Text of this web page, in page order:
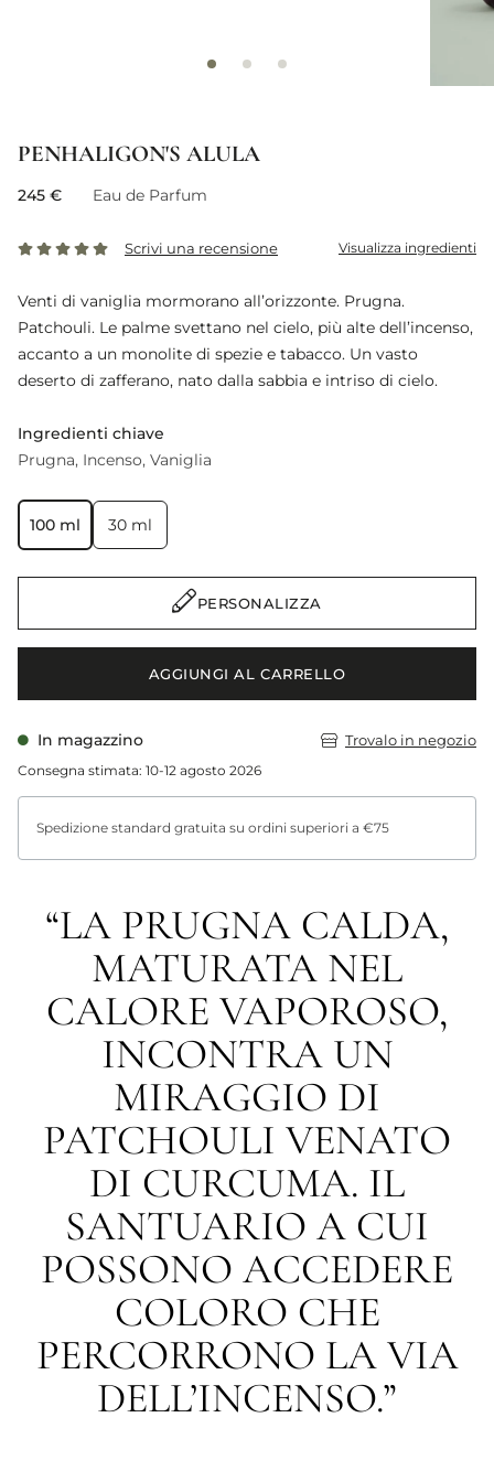
PENHALIGON'S ALULA
245 € Eau de Parfum
Scrivi una recensione Visualizza ingredienti
Venti di vaniglia mormorano all’orizzonte. Prugna.
Patchouli. Le palme svettano nel cielo, più alte dell’incenso,
accanto a un monolite di spezie e tabacco. Un vasto
deserto di zafferano, nato dalla sabbia e intriso di cielo.
Ingredienti chiave
Prugna Incenso Vaniglia
100 ml 30 ml
PERSONALIZZA
AGGIUNGI AL CARRELLO
In magazzino
Consegna stimata: 10-12 agosto 2026
Trovalo in negozio
Spedizione standard gratuita su ordini superiori a €75
“LA PRUGNA CALDA,
MATURATA NEL
CALORE VAPOROSO,
INCONTRA UN
MIRAGGIO DI
PATCHOULI VENATO
DI CURCUMA. IL
SANTUARIO A CUI
POSSONO ACCEDERE
COLORO CHE
PERCORRONO LA VIA
DELL’INCENSO.”